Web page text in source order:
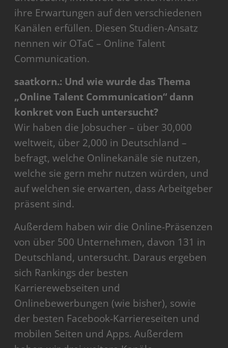
ihre Erwartungen auf den verschiedenen
Kanälen erfüllen. Diesen Studien-Ansatz
nennen wir OTaC – Online Talent
Communication.
saatkorn.: Und wie wurde das Thema
„Online Talent Communication“ dann
konkret von Euch untersucht?
Wir haben die Jobsucher – über 30,000
weltweit, über 2,000 in Deutschland –
befragt, welche Onlinekanäle sie nutzen,
welche sie gern mehr nutzen würden, und
auf welchen sie erwarten, dass Arbeitgeber
präsent sind.
Außerdem haben wir die Online-Präsenzen
von über 500 Unternehmen, davon 131 in
Deutschland, untersucht. Daraus ergeben
sich Rankings der besten
Karrierewebseiten und
Onlinebewerbungen (wie bisher), sowie
der besten Facebook-Karriereseiten und
mobilen Seiten und Apps. Außerdem